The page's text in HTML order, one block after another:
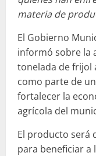
materia de
El Gobierno
informó sobre la
tonelada de frijol
como parte de
fortalecer la
agrícola del
El producto será
para beneficiar a